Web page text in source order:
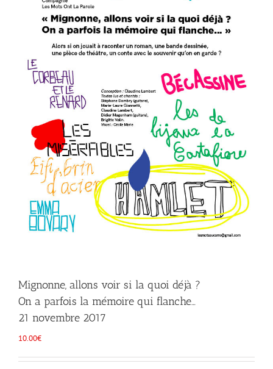
Mignonne, allons voir si la quoi déjà ?
On a parfois la mémoire qui flanche…
21 novembre 2017
10.00€